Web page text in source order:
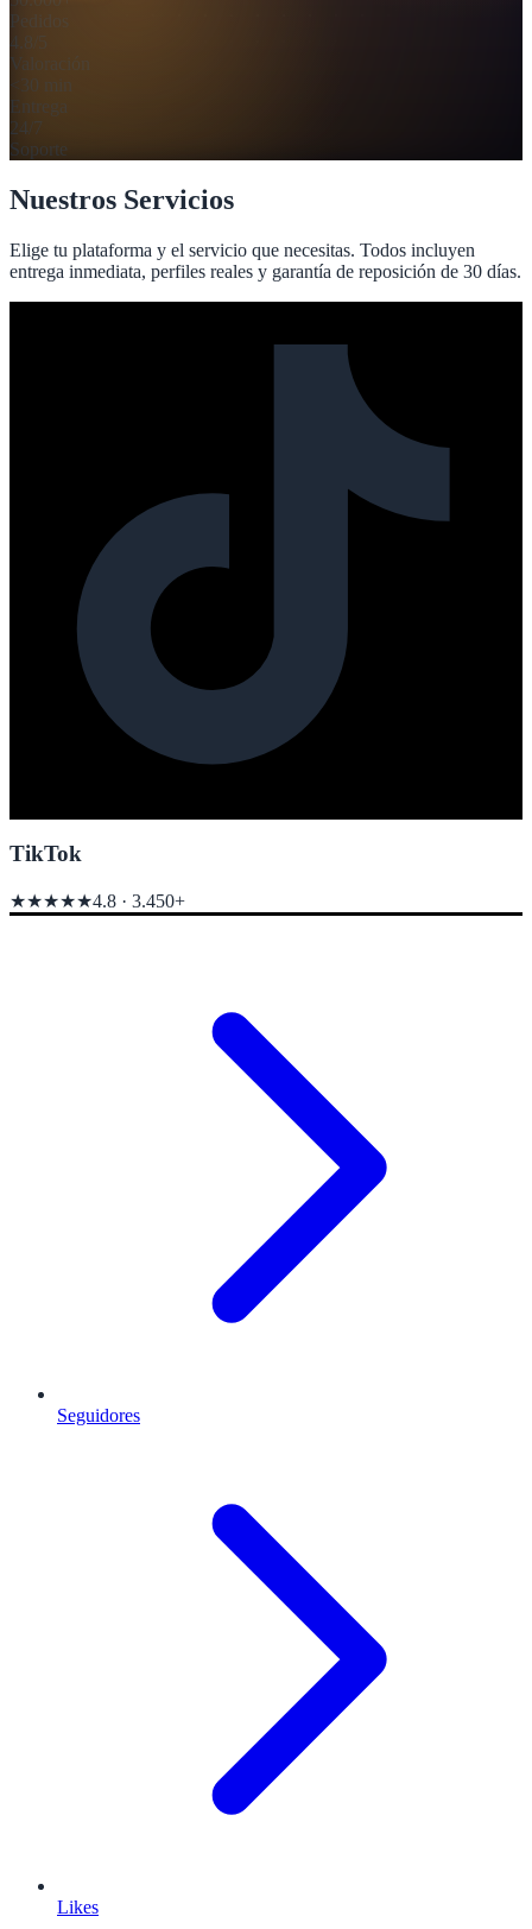
Pedidos
4.8/5
Valoración
<30 min
Entrega
24/7
Soporte
Nuestros Servicios
Elige tu plataforma y el servicio que necesitas. Todos incluyen
entrega inmediata, perfiles reales y garantía de reposición de 30 días.
TikTok
★★★★★4.8 · 3.450+
Seguidores
Likes